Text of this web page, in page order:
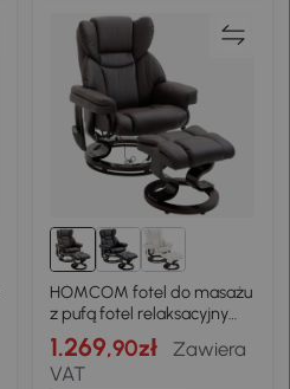
HOMCOM fotel do masażu
z pufą fotel relaksacyjny
nachylenie 145° sztuczna
skóra kolor brązowy 79 x
82 x 101 cm
1.269,90zł
Zawiera
VAT